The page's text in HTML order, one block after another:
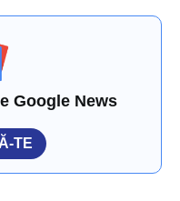
Google News
TE